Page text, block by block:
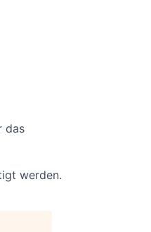
das
werden.